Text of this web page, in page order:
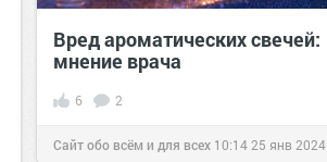
Вред ароматических свечей:
мнение врача
6 2
Сайт обо всём и для всех 10:14 25 янв 2024